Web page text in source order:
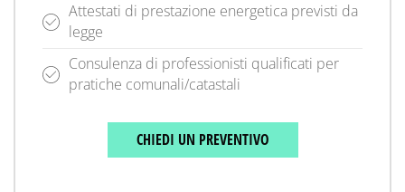
Attestati di prestazione energetica previsti da
legge
Consulenza di professionisti qualificati per
pratiche comunali/catastali
CHIEDI UN PREVENTIVO